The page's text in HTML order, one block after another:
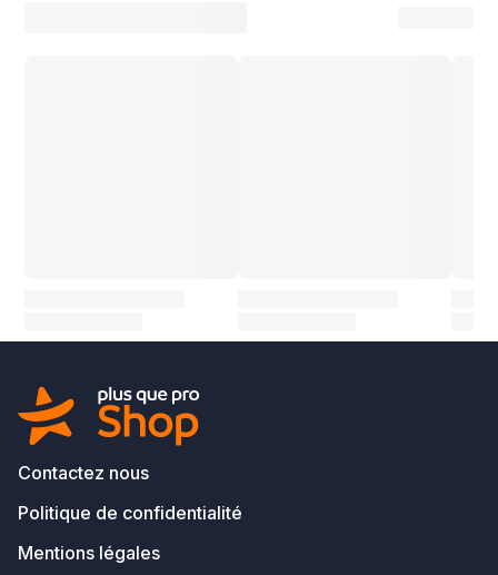
Contactez nous
Politique de confidentialité
Mentions légales